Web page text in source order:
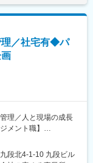
４丁目駅、札幌駅、
本川越駅、市川真間
王子駅前駅、大塚駅
本所吾妻橋駅、京王
上駅、海老名駅(相模
田駅、蓮沼駅、西小
(京福線)、祇園四条
地駅、梅田駅(地下
庫県)、姫路駅、三宮
、東村山駅、国分寺
丘駅、多摩センター
駅、たまプラーザ
センター南駅、上大
駅、南太田駅、新杉
とみらい駅、金沢文
武蔵溝ノ口駅、新百
、橋本駅(神奈川県)、
駅(埼玉県)、浦和駅、
駅、川口駅、所沢
、北越谷駅、蕨駅、
桶川駅、久喜駅、み
理／社宅有◆パ
理／人と現場の成長
メント職】
長代理）として、担
巡回・管理し、パー
段北4-1-10 九段ビル